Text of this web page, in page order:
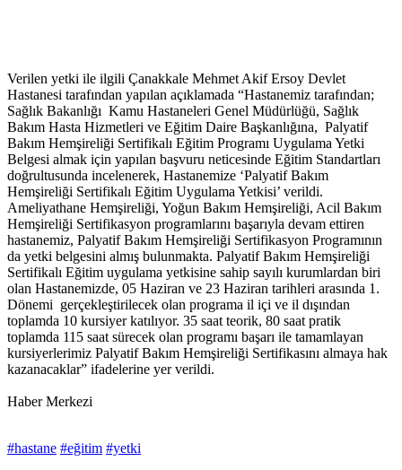
Verilen yetki ile ilgili Çanakkale Mehmet Akif Ersoy Devlet
Hastanesi tarafından yapılan açıklamada “Hastanemiz tarafından;
Sağlık Bakanlığı Kamu Hastaneleri Genel Müdürlüğü, Sağlık
Bakım Hasta Hizmetleri ve Eğitim Daire Başkanlığına, Palyatif
Bakım Hemşireliği Sertifikalı Eğitim Programı Uygulama Yetki
Belgesi almak için yapılan başvuru neticesinde Eğitim Standartları
doğrultusunda incelenerek, Hastanemize ‘Palyatif Bakım
Hemşireliği Sertifikalı Eğitim Uygulama Yetkisi’ verildi.
Ameliyathane Hemşireliği, Yoğun Bakım Hemşireliği, Acil Bakım
Hemşireliği Sertifikasyon programlarını başarıyla devam ettiren
hastanemiz, Palyatif Bakım Hemşireliği Sertifikasyon Programının
da yetki belgesini almış bulunmakta. Palyatif Bakım Hemşireliği
Sertifikalı Eğitim uygulama yetkisine sahip sayılı kurumlardan biri
olan Hastanemizde, 05 Haziran ve 23 Haziran tarihleri arasında 1.
Dönemi gerçekleştirilecek olan programa il içi ve il dışından
toplamda 10 kursiyer katılıyor. 35 saat teorik, 80 saat pratik
toplamda 115 saat sürecek olan programı başarı ile tamamlayan
kursiyerlerimiz Palyatif Bakım Hemşireliği Sertifikasını almaya hak
kazanacaklar” ifadelerine yer verildi.
Haber Merkezi
#hastane #eğitim #yetki